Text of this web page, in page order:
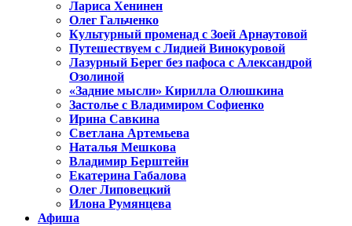
Лариса Хенинен
Олег Гальченко
Культурный променад с Зоей Арнаутовой
Путешествуем с Лидией Винокуровой
Лазурный Берег без пафоса с Александрой
Озолиной
«Задние мысли» Кирилла Олюшкина
Застолье с Владимиром Софиенко
Ирина Савкина
Светлана Артемьева
Наталья Мешкова
Владимир Берштейн
Екатерина Габалова
Олег Липовецкий
Илона Румянцева
Афиша